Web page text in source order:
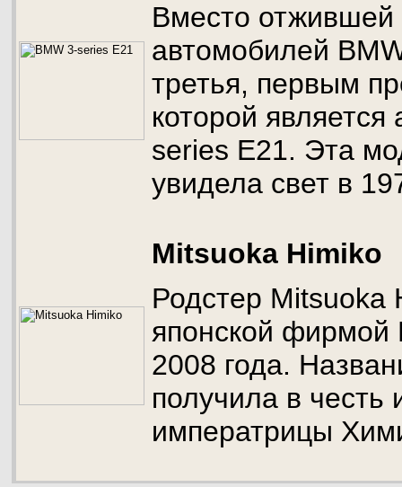
Вместо отжившей
автомобилей
третья, первым
которой
series E21. Эта
увидела свет в
Mitsuoka Himiko
Родстер Mitsuoka
японской фирмой
2008 года.
получила в честь
императрицы